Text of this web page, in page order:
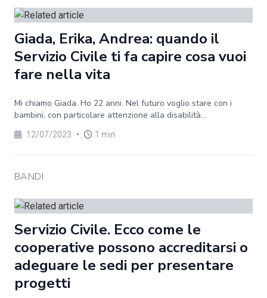
Giada, Erika, Andrea: quando il
Servizio Civile ti fa capire cosa vuoi
fare nella vita
Mi chiamo Giada. Ho 22 anni. Nel futuro voglio stare con i
bambini, con particolare attenzione alla disabilità...
12/07/2023 • 1 min
BANDI
Servizio Civile. Ecco come le
cooperative possono accreditarsi o
adeguare le sedi per presentare
progetti